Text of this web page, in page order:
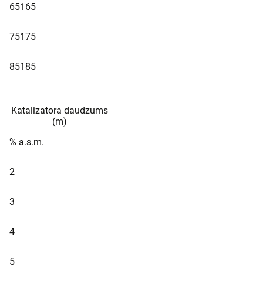
65165
75175
85185
Katalizatora daudzums
(m)
% a.s.m.
2
3
4
5